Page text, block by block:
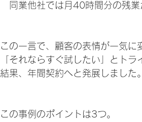
同業他社では月40時間分の残業
この一言で、顧客の表情が一気に
「それならすぐ試したい」とトラ
結果、年間契約へと発展しました。
この事例のポイントは3つ。